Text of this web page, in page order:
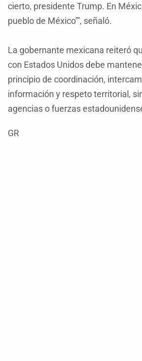
cierto, presidente Trump. En
pueblo de México’”, señaló.
La gobernante mexicana reiteró
con Estados Unidos debe
principio de coordinación,
información y respeto territorial,
agencias o fuerzas
GR